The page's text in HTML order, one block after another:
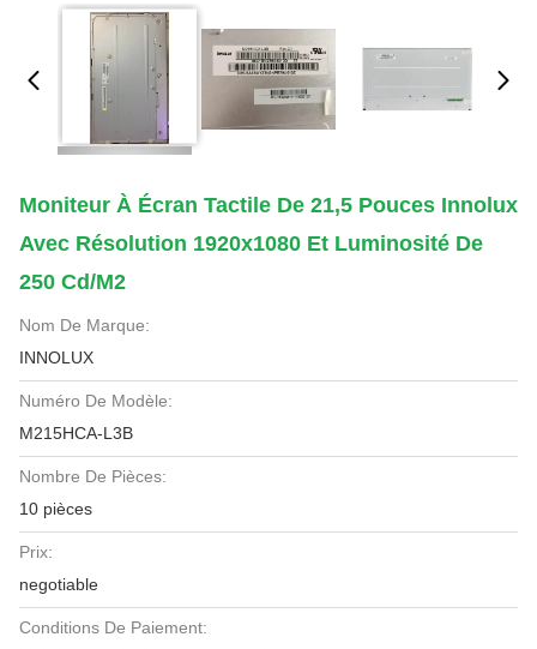
Moniteur À Écran Tactile De 21,5 Pouces Innolux
Avec Résolution 1920x1080 Et Luminosité De
250 Cd/m2
Nom De Marque:
INNOLUX
Numéro De Modèle:
M215HCA-L3B
Nombre De Pièces:
10 pièces
Prix:
negotiable
Conditions De Paiement: